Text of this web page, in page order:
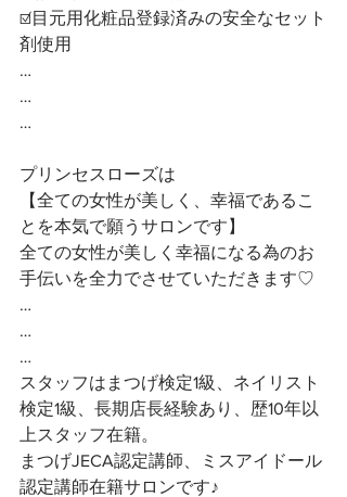
☑️目元用化粧品登録済みの安全なセット
剤使用
…
…
…
プリンセスローズは
【全ての女性が美しく、幸福であるこ
とを本気で願うサロンです】
全ての女性が美しく幸福になる為のお
手伝いを全力でさせていただきます♡
…
…
…
スタッフはまつげ検定1級、ネイリスト
検定1級、長期店長経験あり、歴10年以
上スタッフ在籍。
まつげJECA認定講師、ミスアイドール
認定講師在籍サロンです♪